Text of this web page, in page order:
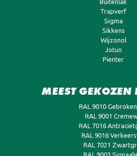
Buitenlak
Trapverf
Sigma
Sikkens
Wijzonol
Jotun
Pienter
MEEST GEKOZEN
RAL 9010
RAL 9001
RAL 7016
RAL 9016
RAL 7021
RAL 9003